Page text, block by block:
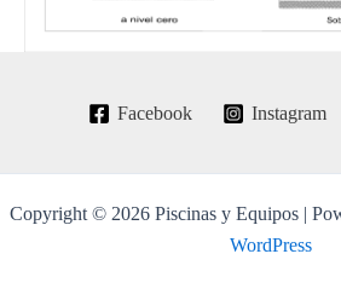
Facebook Instagram
Copyright © 2026 Piscinas y Equipos |
WordPress